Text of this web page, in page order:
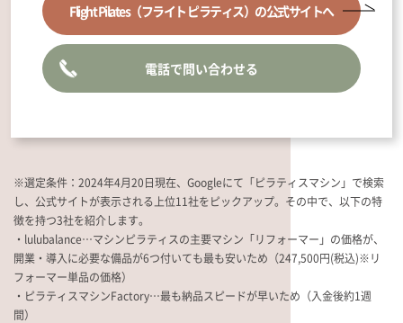
Flight Pilates（フライト ピラティス） の公式サイトへ
電話で問い合わせる
※選定条件：2024年4月20日現在、Googleにて「ピラティスマシン」で検索
し、公式サイトが表示される上位11社をピックアップ。その中で、以下の特
徴を持つ3社を紹介します。
・lulubalance…マシンピラティスの主要マシン「リフォーマー」の価格が、
開業・導入に必要な備品が6つ付いても最も安いため（247,500円(税込)※リ
フォーマー単品の価格）
・ピラティスマシンFactory…最も納品スピードが早いため（入金後約1週
間）